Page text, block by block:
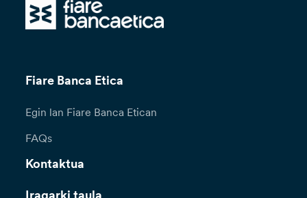
Fiare Banca Etica
Egin lan Fiare Banca Etican
FAQs
Kontaktua